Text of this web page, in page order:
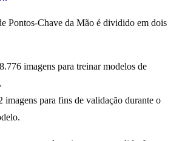
Pontos-Chave da Mão é dividido em dois
imagens para treinar modelos de
imagens para fins de validação durante o